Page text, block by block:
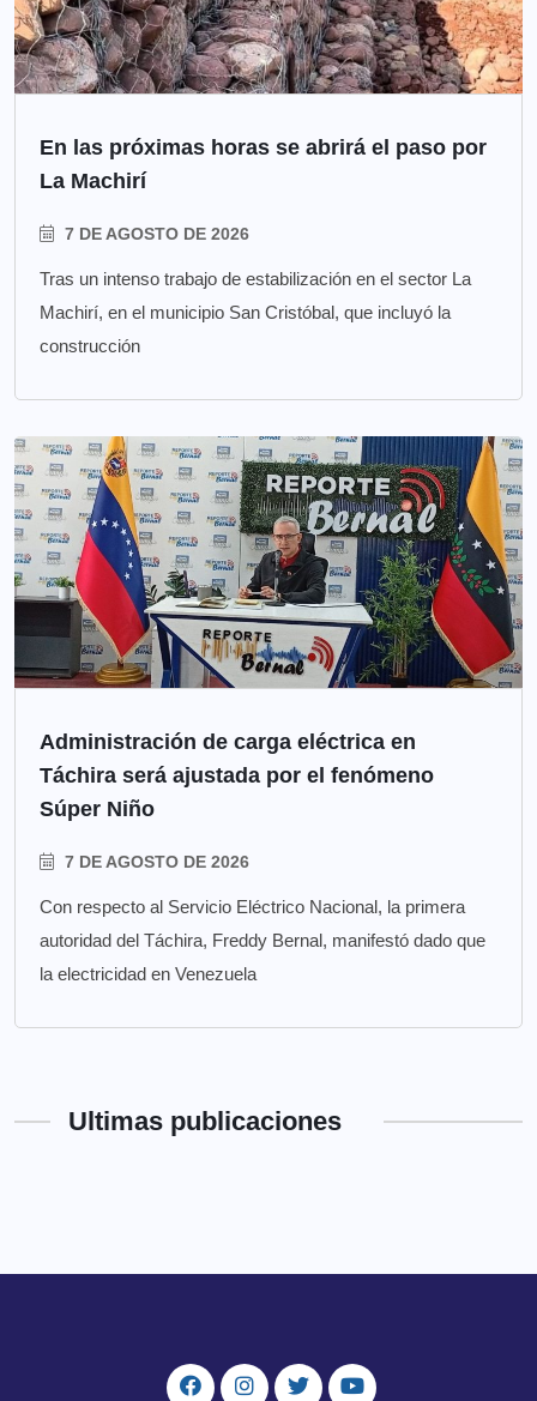
En las próximas horas se abrirá el paso por
La Machirí
7 DE AGOSTO DE 2026
Tras un intenso trabajo de estabilización en el sector La
Machirí, en el municipio San Cristóbal, que incluyó la
construcción
Administración de carga eléctrica en
Táchira será ajustada por el fenómeno
Súper Niño
7 DE AGOSTO DE 2026
Con respecto al Servicio Eléctrico Nacional, la primera
autoridad del Táchira, Freddy Bernal, manifestó dado que
la electricidad en Venezuela
Ultimas publicaciones